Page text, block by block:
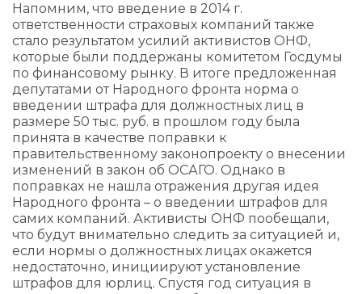
Напомним, что введение в 2014 г.
ответственности страховых компаний также
стало результатом усилий активистов ОНФ,
которые были поддержаны комитетом Госдумы
по финансовому рынку. В итоге предложенная
депутатами от Народного фронта норма о
введении штрафа для должностных лиц в
размере 50 тыс. руб. в прошлом году была
принята в качестве поправки к
правительственному законопроекту о внесении
изменений в закон об ОСАГО. Однако в
поправках не нашла отражения другая идея
Народного фронта – о введении штрафов для
самих компаний. Активисты ОНФ пообещали,
что будут внимательно следить за ситуацией и,
если нормы о должностных лицах окажется
недостаточно, инициируют установление
штрафов для юрлиц. Спустя год ситуация в